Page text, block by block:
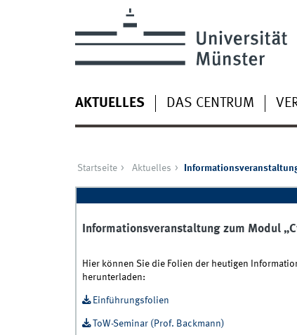
AKTUELLES DAS CENTRUM
Startseite Aktuelles
Informationsveranstaltung zum Modul
Hier können Sie die Folien der heutigen
herunterladen:
Einführungsfolien
ToW-Seminar (Prof. Backmann)